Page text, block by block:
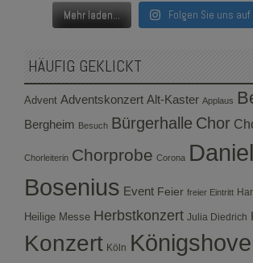
Mehr laden... Folgen Sie uns
HÄUFIG GEKLICKT
Advent Adventskonzert Alt-Kaster Applaus
Bergheim Besuch Bürgerhalle Chor
Chorleiterin Chorprobe Corona
Bosenius Event Feier freier Eintritt
Heilige Messe Herbstkonzert Julia Diedrich
Konzert Köln